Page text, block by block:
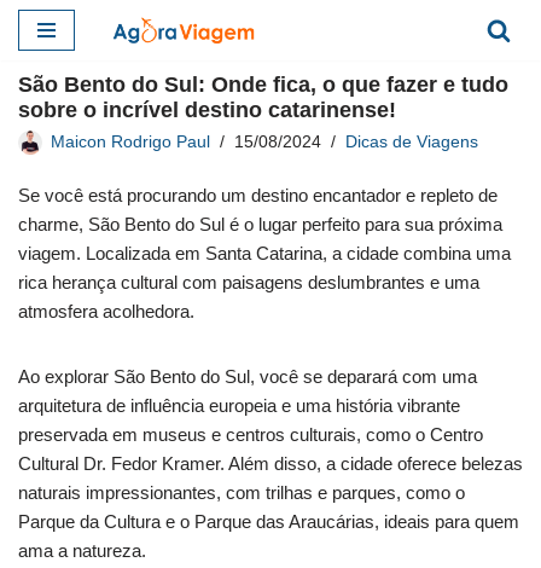
para
o
conteúdo
São Bento do Sul: Onde fica, o que fazer e tudo
sobre o incrível destino catarinense!
Maicon Rodrigo Paul 15/08/2024 Dicas de Viagens
Se você está procurando um destino encantador e repleto de
charme, São Bento do Sul é o lugar perfeito para sua próxima
viagem. Localizada em Santa Catarina, a cidade combina uma
rica herança cultural com paisagens deslumbrantes e uma
atmosfera acolhedora.
Ao explorar São Bento do Sul, você se deparará com uma
arquitetura de influência europeia e uma história vibrante
preservada em museus e centros culturais, como o Centro
Cultural Dr. Fedor Kramer. Além disso, a cidade oferece belezas
naturais impressionantes, com trilhas e parques, como o
Parque da Cultura e o Parque das Araucárias, ideais para quem
ama a natureza.